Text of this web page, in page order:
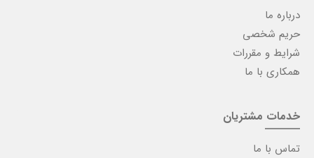
درباره ما
حریم شخصی
شرایط و مقررات
همکاری با ما
خدمات مشتریان
تماس با ما